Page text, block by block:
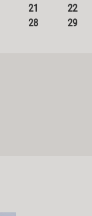
21
22
28
29